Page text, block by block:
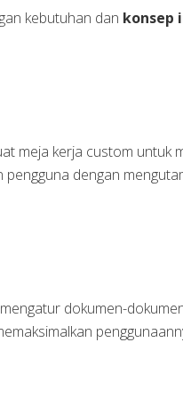
kebutuhan dan konsep
meja kerja custom untuk
dengan
dokumen-